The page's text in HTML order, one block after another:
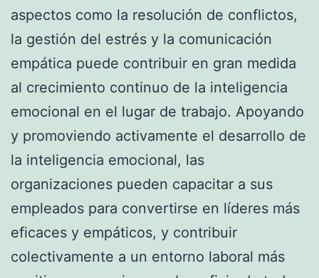
aspectos como la resolución de conflictos,
la gestión del estrés y la comunicación
empática puede contribuir en gran medida
al crecimiento continuo de la inteligencia
emocional en el lugar de trabajo. Apoyando
y promoviendo activamente el desarrollo de
la inteligencia emocional, las
organizaciones pueden capacitar a sus
empleados para convertirse en líderes más
eficaces y empáticos, y contribuir
colectivamente a un entorno laboral más